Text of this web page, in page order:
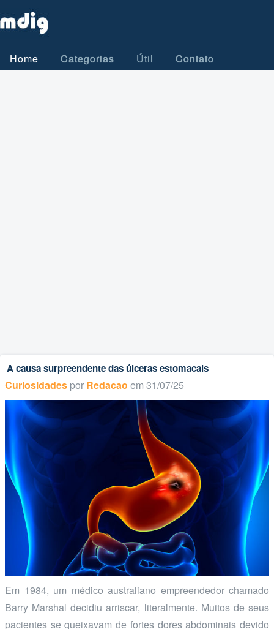
Home Categorias Útil Contato
A causa surpreendente das úlceras estomacais
Curiosidades por Redacao em 31/07/25
Em 1984, um médico australiano empreendedor chamado
Barry Marshal decidiu arriscar, literalmente. Muitos de seus
pacientes se queixavam de fortes dores abdominais devido